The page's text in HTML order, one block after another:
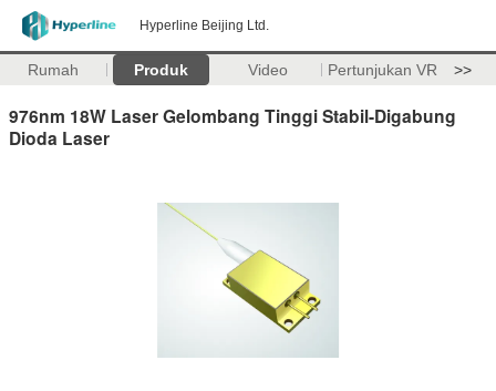
Hyperline Beijing Ltd.
Rumah Produk Video Pertunjukan VR >>
976nm 18W Laser Gelombang Tinggi Stabil-Digabung
Dioda Laser